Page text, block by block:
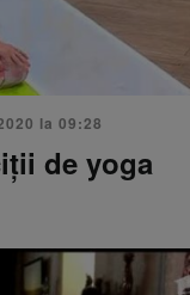
la 09:28
de yoga